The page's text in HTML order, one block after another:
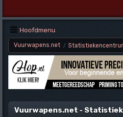
Hoofdmenu
Vuurwapens.net /
Vuurwapens.net -